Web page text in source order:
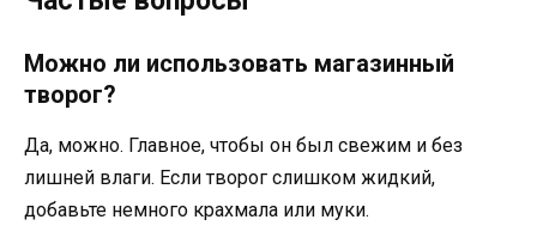
Можно ли использовать магазинный
творог?
Да, можно. Главное, чтобы он был свежим и без
лишней влаги. Если творог слишком жидкий,
добавьте немного крахмала или муки.